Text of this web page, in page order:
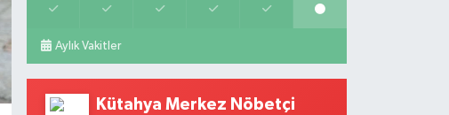
Aylık Vakitler
Kütahya Merkez Nöbetçi